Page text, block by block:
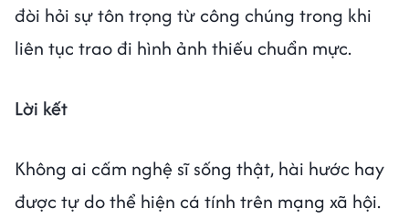
đòi hỏi sự tôn trọng từ công chúng trong khi
liên tục trao đi hình ảnh thiếu chuẩn mực.
Lời kết
Không ai cấm nghệ sĩ sống thật, hài hước hay
được tự do thể hiện cá tính trên mạng xã hội.